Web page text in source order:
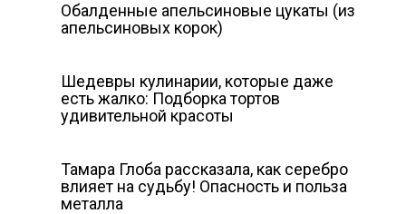
Обалденные апельсиновые цукаты (из
апельсиновых корок)
Шедевры кулинарии, которые даже
есть жалко: Подборка тортов
удивительной красоты
Тамара Глоба рассказала, как серебро
влияет на судьбу! Опасность и польза
металла